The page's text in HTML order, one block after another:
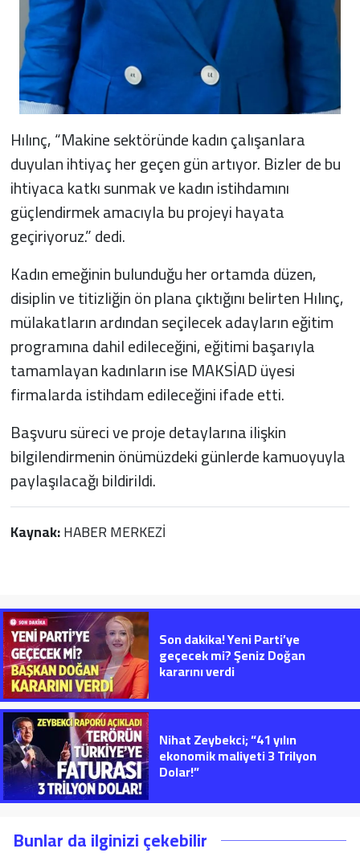
Hılınç, “Makine sektöründe kadın çalışanlara
duyulan ihtiyaç her geçen gün artıyor. Bizler de bu
ihtiyaca katkı sunmak ve kadın istihdamını
güçlendirmek amacıyla bu projeyi hayata
geçiriyoruz.” dedi.
Kadın emeğinin bulunduğu her ortamda düzen,
disiplin ve titizliğin ön plana çıktığını belirten Hılınç,
mülakatların ardından seçilecek adayların eğitim
programına dahil edileceğini, eğitimi başarıyla
tamamlayan kadınların ise MAKSİAD üyesi
firmalarda istihdam edileceğini ifade etti.
Başvuru süreci ve proje detaylarına ilişkin
bilgilendirmenin önümüzdeki günlerde kamuoyuyla
paylaşılacağı bildirildi.
Kaynak:HABER MERKEZİ
Son dakika! Yeni Parti’ye
geçecek mi? Şeniz Doğan
kararını verdi
Nihat Zeybekci; “41 yılın
ekonomik maliyeti 3 Trilyon
Dolar!”
Bunlar da ilginizi çekebilir